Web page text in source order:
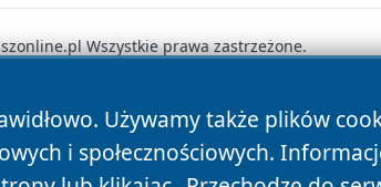
Używamy także plików
i społecznościowych.
Wszystkie prawa zastrzeżone.
Prywatności Polityka Cookies